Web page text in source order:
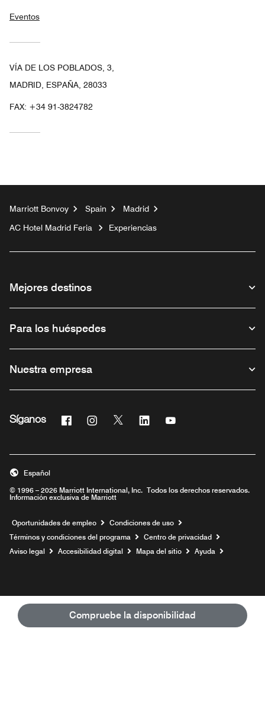
Compruebe la disponibilidad
Eventos
VÍA DE LOS POBLADOS, 3,
MADRID, ESPAÑA, 28033
FAX: +34 91-3824782
Marriott Bonvoy Spain
Madrid
AC Hotel Madrid Feria
Experiencias
Mejores destinos
Para los huéspedes
Nuestra empresa
Síganos Facebook
Abre una ventana nueva
Instagram
Abre una ventana nueva
Twitter
Abre una ventana nueva
Linkedin
Abre una ventana nueva
Abre una ventana
© 1996 – 2026 Marriott International, Inc. Todos los derechos reservados.
Información exclusiva de Marriott
Español
Oportunidades de empleo Abre una ventana nueva
Condiciones de uso
Términos y condiciones del programa
Centro de privacidad
Aviso legal
Accesibilidad digital Mapa del sitio Ayuda